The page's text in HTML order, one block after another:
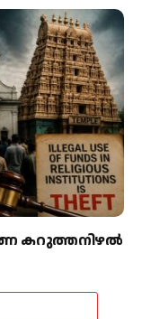
കറുത്തനിഴല്‍